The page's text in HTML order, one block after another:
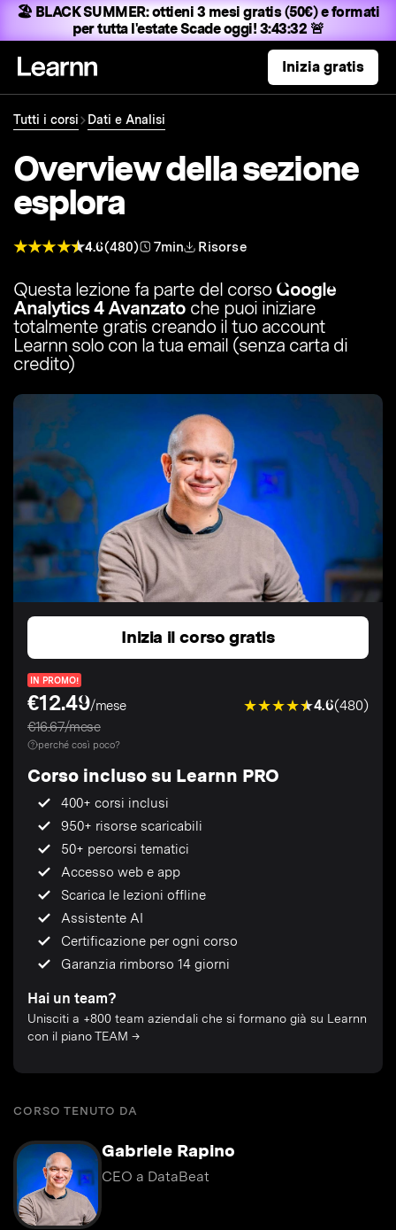
🏖️ BLACK SUMMER:ottieni 3 mesi gratis (50€) e formati
per tutta l'estateScade oggi! 3:43:31 🚨
Inizia gratis
Tutti i corsi Dati e Analisi
Overview della sezione
esplora
4.6(480) 7min Risorse
Questa lezione fa parte del corso Google
Analytics 4 Avanzato che puoi iniziare
totalmente gratis creando il tuo account
Learnn solo con la tua email (senza carta di
credito)
Inizia il corso gratis
IN PROMO!
€12.49/mese
€16.67/mese
4.6(480)
perché così poco?
Corso incluso su Learnn PRO
400+ corsi inclusi
950+ risorse scaricabili
50+ percorsi tematici
Accesso web e app
Scarica le lezioni offline
Assistente AI
Certificazione per ogni corso
Garanzia rimborso 14 giorni
Hai un team?
Unisciti a +800 team aziendali che si formano già su Learnn
con il piano TEAM →
CORSO TENUTO DA
Gabriele Rapino
CEO a DataBeat